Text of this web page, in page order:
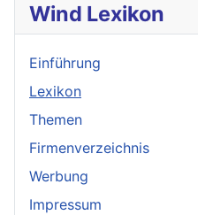
Wind Lexikon
Einführung
Lexikon
Themen
Firmenverzeichnis
Werbung
Impressum